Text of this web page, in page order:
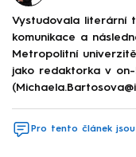
Vystudovala literární
komunikace a
Metropolitní
jako redaktorka v on-
Pro tento článek